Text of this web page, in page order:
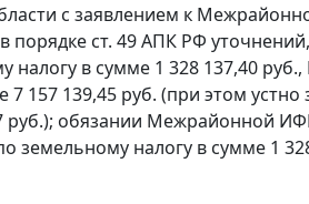
с заявлением к
ст. 49 АПК РФ
в сумме 1 328 137,40 руб.,
7 157 139,45 руб. (при этом
руб.); обязании Межрайонной
налогу в сумме 1